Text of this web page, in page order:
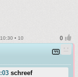
• 10
schreef